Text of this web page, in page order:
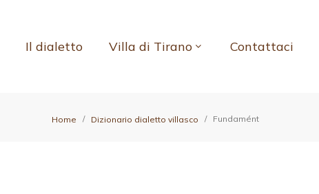
Il dialetto Villa di Tirano Contattaci
Home Dizionario dialetto villasco Fundamént